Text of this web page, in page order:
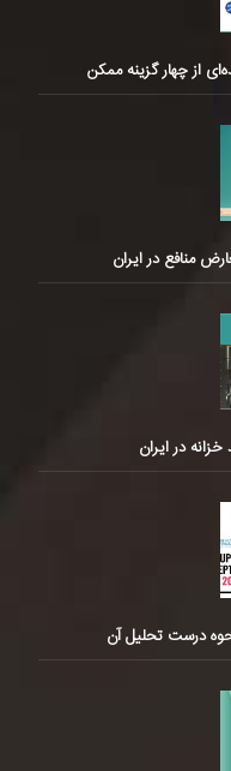
از چهار گزینه ممکن
در ایران
درست تحلیل آن